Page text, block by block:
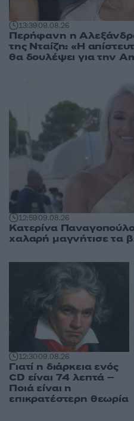
13:3909.08.26
Περήφανη η
της Νταίζη: «Η
θα δουλέψει για την
12:5909.08.26
Κατερίνα
χαλαρή μαγνήτισε τα
12:3009.08.26
Γιατί η διάρκεια ενός
CD είναι 74 λεπτά –
Ποιά είναι η
επικρατέστερη θεωρία